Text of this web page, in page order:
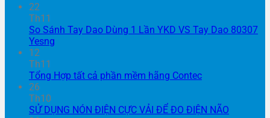
22
Th11
So Sánh Tay Dao Dùng 1 Lần YKD VS Tay Dao 80307
Yesng
12
Th11
Tổng Hợp tất cả phần mềm hãng Contec
26
Th10
SỬ DỤNG NÓN ĐIỆN CỰC VẢI ĐỂ ĐO ĐIỆN NÃO